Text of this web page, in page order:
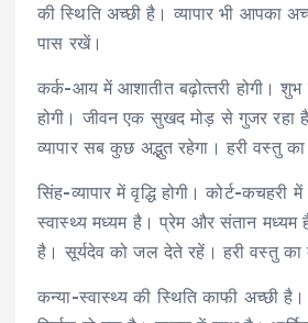
की स्थिति अच्‍छी है। व्‍यापार भी आपका
पास रखें।
कर्क-आय में आशातीत बढ़ोत्‍तरी होगी। शुभ
होगी। जीवन एक सुखद मोड़ से गुजर रहा
व्‍यापार सब कुछ अद्भुत रहेगा। हरी वस्‍तु
सिंह-व्‍यापार में वृद्ध‍ि होगी। कोर्ट-
स्‍वास्‍थ्‍य मध्‍यम है। प्रेम और संतान मध्‍यम
है। सूर्यदेव को जल देते रहें। हरी वस्‍तु का
कन्‍या-स्‍वास्‍थ्‍य की स्थिति काफी अच्‍छी है।